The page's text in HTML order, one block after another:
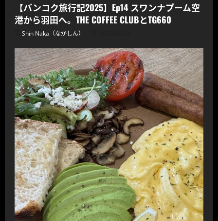
【バンコク旅行記2025】Ep14 スワンナプーム空
港から羽田へ。THE COFFEE CLUBとTG660
Shin Naka（なかしん）